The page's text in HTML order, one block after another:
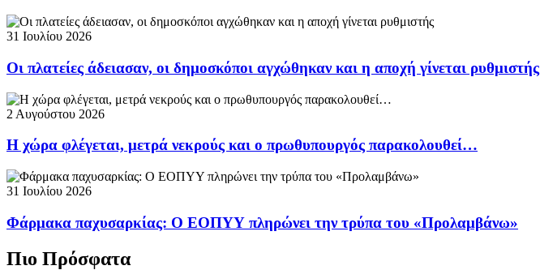
31 Ιουλίου 2026
Οι πλατείες άδειασαν, οι δημοσκόποι αγχώθηκαν και η αποχή γίνεται ρυθμιστής
2 Αυγούστου 2026
Η χώρα φλέγεται, μετρά νεκρούς και ο πρωθυπουργός παρακολουθεί…
31 Ιουλίου 2026
Φάρμακα παχυσαρκίας: Ο ΕΟΠΥΥ πληρώνει την τρύπα του «Προλαμβάνω»
Πιο Πρόσφατα